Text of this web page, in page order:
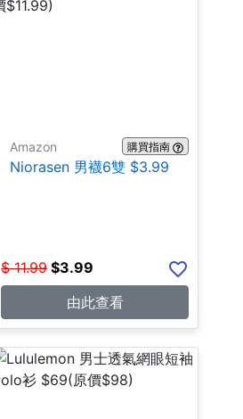
Amazon 購買指南
Niorasen 男襪6雙 $3.99
$ 11.99 $3.99
由此查看